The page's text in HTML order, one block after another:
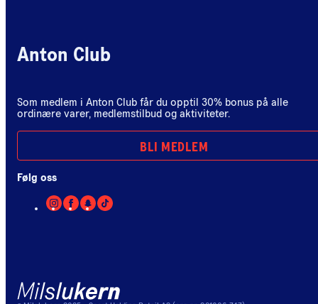
Anton Club
Som medlem i Anton Club får du opptil 30% bonus på alle
ordinære varer, medlemstilbud og aktiviteter.
BLI MEDLEM
Følg oss